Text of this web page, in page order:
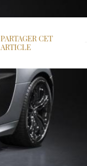
PARTAGER CET
ARTICLE